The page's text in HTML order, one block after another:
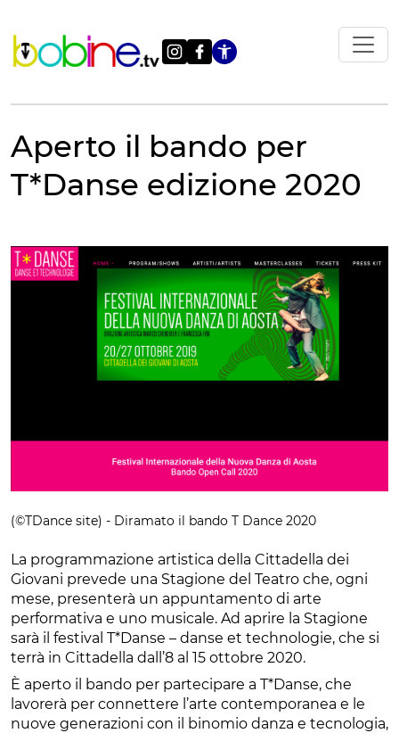
contenuto
Apri le
Aperto il bando per
T*Danse edizione 2020
(©TDance site) - Diramato il bando T Dance 2020
La programmazione artistica della Cittadella dei
Giovani prevede una Stagione del Teatro che, ogni
mese, presenterà un appuntamento di arte
performativa e uno musicale. Ad aprire la Stagione
sarà il festival T*Danse – danse et technologie, che si
terrà in Cittadella dall’8 al 15 ottobre 2020.
È aperto il bando per partecipare a T*Danse, che
lavorerà per connettere l’arte contemporanea e le
nuove generazioni con il binomio danza e tecnologia,